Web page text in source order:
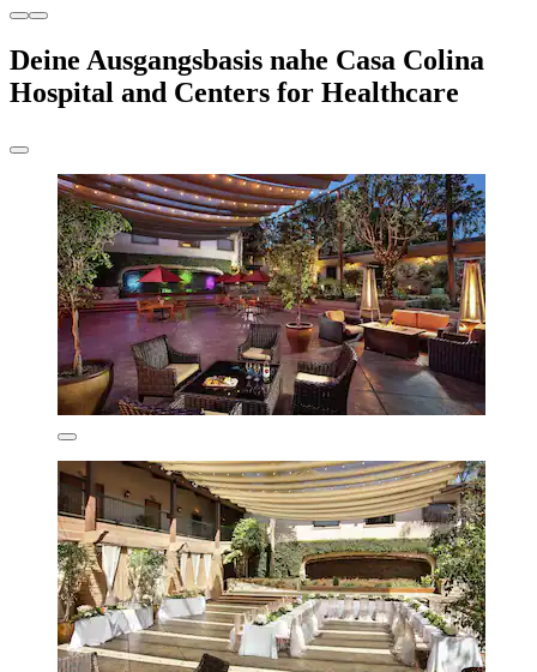
Deine Ausgangsbasis nahe Casa Colina
Hospital and Centers for Healthcare